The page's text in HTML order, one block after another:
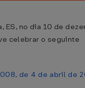
ES, no dia 10 de
celebrar o seguinte
de 4 de abril de